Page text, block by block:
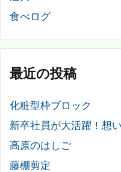
食べログ
最近の投稿
化粧型枠ブロック
新卒社員が大活躍！想
高原のはしご
藤棚剪定